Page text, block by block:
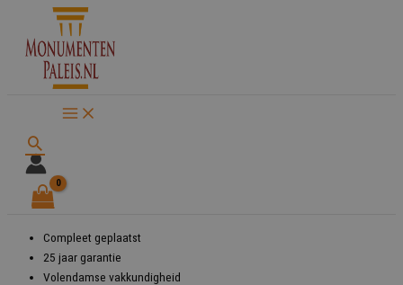
naar
Zoeken
Compleet geplaatst
25 jaar garantie
Volendamse vakkundigheid